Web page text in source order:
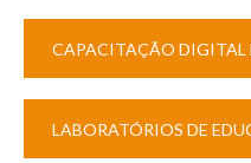
CAPACITAÇÃO DIGITAL
LABORATÓRIOS DE